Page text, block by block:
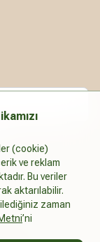
(cookie)
ve reklam
Bu veriler
aktarılabilir.
zaman
’ni